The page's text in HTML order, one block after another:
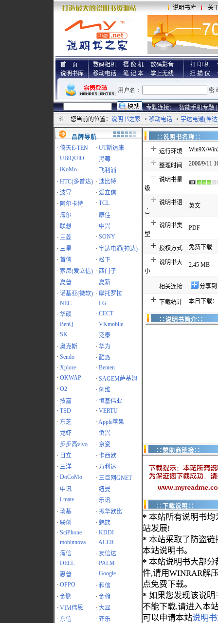
说明书库 关
首 页
说明书库
数码相机 摄 像 机
数码影音
移动电话
笔 记 本 掌上无线
打 印 机
扫 描 仪
专题连接： 智能手机专题 |
您当前的位置： 说明书之家 -> 移动电话 -> 宇达电通(神
品牌导航
· 倚天E-TEN · UT斯达康
· UBiQUiO · 黑莓
· iKoMo ·
飞利浦
· HTC(多普达) · 迪比特
· 波导 · 爱立信
· 阿尔卡特 · TCL
· 海尔 · 康佳
· 联想 · 中兴
· 三菱 · SONY
· 三星 · 宇达电通(神达)
· 首信 · 松下
· 索尼(爱立信) · 西门子
· 夏普 · 夏新
· 诺基亚(微软) · 摩托罗拉
· NEC · LG
· 华硕 · CECT
· BenQ · VKmobile
· SK · 泛泰
· 奥克斯 · 华为
· Sendo · 酷派
· Xplore · Benten
· OKWAP · SAGEM萨基姆
· O2 · 创维
· 技嘉 · 恒基伟业
· TSD · VERTU
· 东芝 · Apple苹果
· 龙虾 · 侨兴
· 步步高vivo · 京瓷
· 日立 · 卡西欧
· 三洋 · 万利达
· DoCoMo · 三巨网GNET
· 中讯 · 纽曼
· i-mate · 乐讯
· 琦基 · 振华欧比
· 联创 · 魅族
· SciPhone · KDDI
· mobinnova · ACER
· 海信 · 友信达
· DELL · PALM
· 惠普 · Google
· OPPO · 和信
· 金鹏 · 金翰
· VIM伟恩 · 大显
· 东信 · 齐乐
∷说明书名
运行环境 Win9X/
整理时间 2006/9/11
说明书星
级
说明书语
言
英文
说明书类
型
PDF
授权方式 免费下载
说明书大
小
2.45 MB
相关连接 分享
下载统计 本日下载
∷说明书简介∷
∷赞助商链接∷
∷下载说明∷
* 本站所有说明书均
站发展!
* 本站采取了防盗链
本站说明书。
* 本站说明书大部分
件,请用WINRAR解
点免费下载。
* 如果您发现该说明
不能下载,请进入本
可以申请本站说明